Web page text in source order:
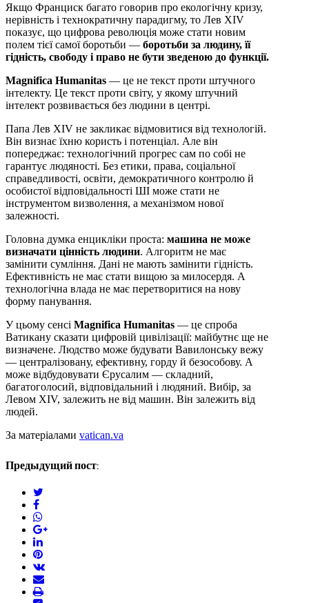
Якщо Франциск багато говорив про екологічну кризу,
нерівність і технократичну парадигму, то Лев XIV
показує, що цифрова революція може стати новим
полем тієї самої боротьби — боротьби за людину, її
гідність, свободу і право не бути зведеною до функції.
Magnifica Humanitas — це не текст проти штучного
інтелекту. Це текст проти світу, у якому штучний
інтелект розвивається без людини в центрі.
Папа Лев XIV не закликає відмовитися від технологій.
Він визнає їхню користь і потенціал. Але він
попереджає: технологічний прогрес сам по собі не
гарантує людяності. Без етики, права, соціальної
справедливості, освіти, демократичного контролю й
особистої відповідальності ШІ може стати не
інструментом визволення, а механізмом нової
залежності.
Головна думка енцикліки проста: машина не може
визначати цінність людини. Алгоритм не має
замінити сумління. Дані не мають замінити гідність.
Ефективність не має стати вищою за милосердя. А
технологічна влада не має перетворитися на нову
форму панування.
У цьому сенсі Magnifica Humanitas — це спроба
Ватикану сказати цифровій цивілізації: майбутнє ще не
визначене. Людство може будувати Вавилонську вежу
— централізовану, ефективну, горду й безособову. А
може відбудовувати Єрусалим — складний,
багатоголосий, відповідальний і людяний. Вибір, за
Левом XIV, залежить не від машин. Він залежить від
людей.
За матеріалами vatican.va
Предыдущий пост:
facebook
google+
linkedin
pinterest
vkontakte
email
print